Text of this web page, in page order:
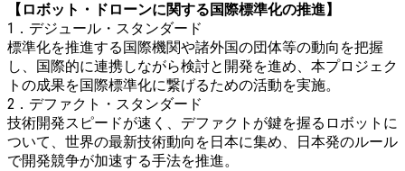
【ロボット・ドローンに関する国際標準化の推進】
1．デジュール・スタンダード
標準化を推進する国際機関や諸外国の団体等の動向を把握
し、国際的に連携しながら検討と開発を進め、本プロジェク
トの成果を国際標準化に繋げるための活動を実施。
2．デファクト・スタンダード
技術開発スピードが速く、デファクトが鍵を握るロボットに
ついて、世界の最新技術動向を日本に集め、日本発のルール
で開発競争が加速する手法を推進。